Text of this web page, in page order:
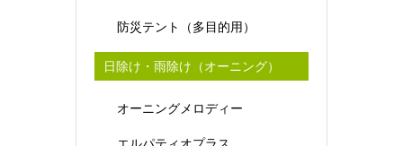
防災テント（多目的用）
日除け・雨除け（オーニング）
オーニングメロディー